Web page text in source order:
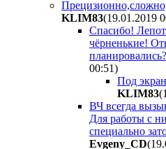
KLIM83(19.01.2019
Спасибо!
чёрненькие!
планировались?
00:51)
Под
KLIM83
ВЧ всегда
Для работы с
специально
Evgeny_CD